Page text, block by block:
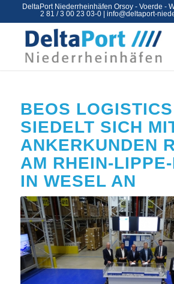
DeltaPort Niederrheinhäfen Orsoy - Voerde -
2 81 / 3 00 23 03-0 |info@deltaport-
BEOS LOGISTICS
SIEDELT SICH
ANKERKUNDEN
AM RHEIN-
IN WESEL AN